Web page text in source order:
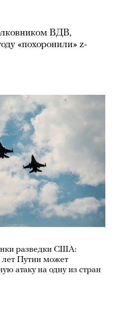
ВДВ,
«похоронили» z-
разведки США:
лет Путин может
атаку на одну из стран